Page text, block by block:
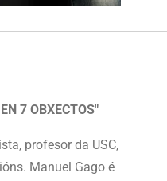
7 OBXECTOS"
profesor da USC,
Manuel Gago é